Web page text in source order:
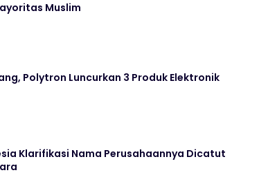
Muslim
Polytron Luncurkan 3 Produk Elektronik
Klarifikasi Nama Perusahaannya Dicatut